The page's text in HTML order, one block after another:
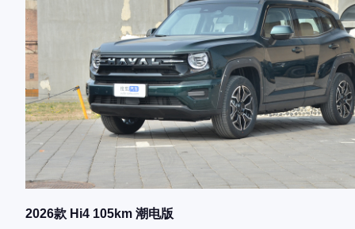
2026款 Hi4 105km 潮电版